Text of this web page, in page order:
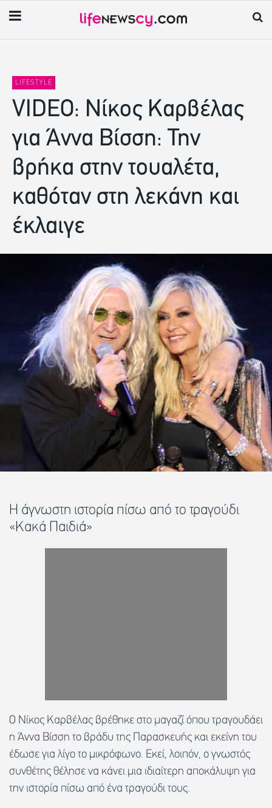
LIFESTYLE
VIDEO: Νίκος Καρβέλας
για Άννα Βίσση: Την
βρήκα στην τουαλέτα,
καθόταν στη λεκάνη και
έκλαιγε
Η άγνωστη ιστορία πίσω από το τραγούδι
«Κακά Παιδιά»
O Νίκος Καρβέλας βρέθηκε στο μαγαζί όπου τραγουδάει
η Άννα Βίσση το βράδυ της Παρασκευής και εκείνη του
έδωσε για λίγο το μικρόφωνο. Εκεί, λοιπόν, ο γνωστός
συνθέτης θέλησε να κάνει μια ιδιαίτερη αποκάλυψη για
την ιστορία πίσω από ένα τραγούδι τους.